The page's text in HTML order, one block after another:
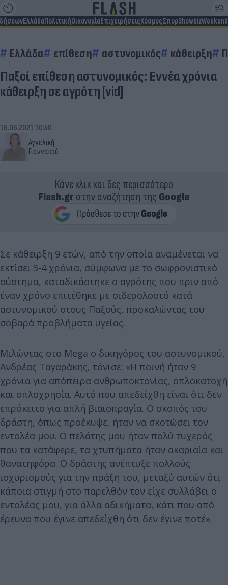
ΕλλάδαΠολιτικήΟικονομίαΕπιχειρήσειςΚόσμοςΣπορShowbizWeekend
Ελλάδα επίθεση αστυνομικός κάθειρξη
Παξοί επίθεση αστυνομικός: Εννέα χρόνια
κάθειρξη σε αγρότη [vid]
Αγγελική
Γιαννακού
16.06.2021 10:40
Κάνε κλικ και δες περισσότερο
Flash.grστην αναζήτηση της Google
Σε κάθειρξη 9 ετών, από την οποία αναμένεται να
εκτίσει 3-4 χρόνια, σύμφωνα με το σωφρονιστικό
σύστημα, καταδικάστηκε ο αγρότης που πριν από
έναν χρόνο επιτέθηκε με σιδερολοστό κατά
αστυνομικού στους Παξούς, προκαλώντας του
σοβαρά προβλήματα υγείας.
Μιλώντας στο Mega ο δικηγόρος του αστυνομικού,
Ανδρέας Ταγαράκης, τόνισε: «Η ποινή ήταν 9
χρόνια για απόπειρα ανθρωποκτονίας, οπλοκατοχή
και οπλοχρησία. Αυτό που απεδείχθη είναι ότι δεν
επρόκειτο για απλή βιαιοπραγία. Ο σκοπός του
δράστη, όπως προέκυψε, ήταν να σκοτώσει τον
εντολέα μου. Ο πελάτης μου ήταν πολύ τυχερός
που τα κατάφερε, τα χτυπήματα ήταν ακαριαία και
θανατηφόρα. Ο δράστης ανέπτυξε πολλούς
ισχυρισμούς για την πράξη του, μεταξύ αυτών ότι
κάποια στιγμή στο παρελθόν τον είχε συλλάβει ο
εντολέας μου, για άλλα αδικήματα, κάτι που από
έρευνα που έγινε απεδείχθη ότι δεν έγινε ποτέ».